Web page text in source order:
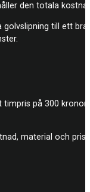
den totala
till ett
timpris på 300
material och